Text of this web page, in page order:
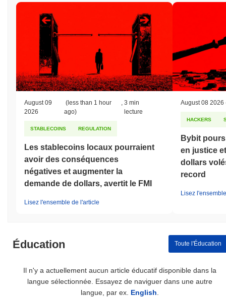
August 09
2026
(less than 1 hour
ago)
3 min
lecture
STABLECOINS REGULATION
Les stablecoins locaux pourraient
avoir des conséquences
négatives et augmenter la
demande de dollars, avertit le FMI
Lisez l'ensemble de l'article
August 08 2026
HACKERS
Bybit
en justice
dollars
record
Lisez
Éducation Toute l'Éducation
Il n'y a actuellement aucun article éducatif disponible dans la
langue sélectionnée. Essayez de naviguer dans une autre
langue, par ex. English